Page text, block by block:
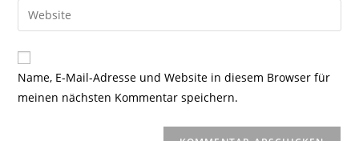
zum
Kommentieren
ein
Mail-
zum
Kommentieren
ein
Gib
deine
Website-
URL
Name, E-Mail-Adresse und Website in diesem Browser für
meinen nächsten Kommentar speichern.